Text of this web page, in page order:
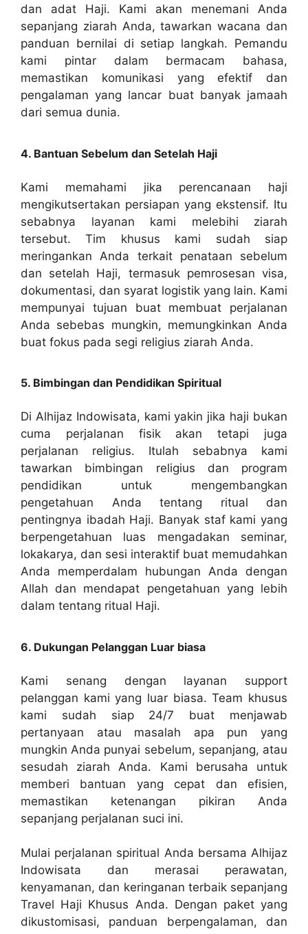
dan adat Haji. Kami akan menemani Anda
sepanjang ziarah Anda, tawarkan wacana dan
panduan bernilai di setiap langkah. Pemandu
kami pintar dalam bermacam bahasa,
memastikan komunikasi yang efektif dan
pengalaman yang lancar buat banyak jamaah
dari semua dunia.
4. Bantuan Sebelum dan Setelah Haji
Kami memahami jika perencanaan haji
mengikutsertakan persiapan yang ekstensif. Itu
sebabnya layanan kami melebihi ziarah
tersebut. Tim khusus kami sudah siap
meringankan Anda terkait penataan sebelum
dan setelah Haji, termasuk pemrosesan visa,
dokumentasi, dan syarat logistik yang lain. Kami
mempunyai tujuan buat membuat perjalanan
Anda sebebas mungkin, memungkinkan Anda
buat fokus pada segi religius ziarah Anda.
5. Bimbingan dan Pendidikan Spiritual
Di Alhijaz Indowisata, kami yakin jika haji bukan
cuma perjalanan fisik akan tetapi juga
perjalanan religius. Itulah sebabnya kami
tawarkan bimbingan religius dan program
pendidikan untuk mengembangkan
pengetahuan Anda tentang ritual dan
pentingnya ibadah Haji. Banyak staf kami yang
berpengetahuan luas mengadakan seminar,
lokakarya, dan sesi interaktif buat memudahkan
Anda memperdalam hubungan Anda dengan
Allah dan mendapat pengetahuan yang lebih
dalam tentang ritual Haji.
6. Dukungan Pelanggan Luar biasa
Kami senang dengan layanan support
pelanggan kami yang luar biasa. Team khusus
kami sudah siap 24/7 buat menjawab
pertanyaan atau masalah apa pun yang
mungkin Anda punyai sebelum, sepanjang, atau
sesudah ziarah Anda. Kami berusaha untuk
memberi bantuan yang cepat dan efisien,
memastikan ketenangan pikiran Anda
sepanjang perjalanan suci ini.
Mulai perjalanan spiritual Anda bersama Alhijaz
Indowisata dan merasai perawatan,
kenyamanan, dan keringanan terbaik sepanjang
Travel Haji Khusus Anda. Dengan paket yang
dikustomisasi, panduan berpengalaman, dan